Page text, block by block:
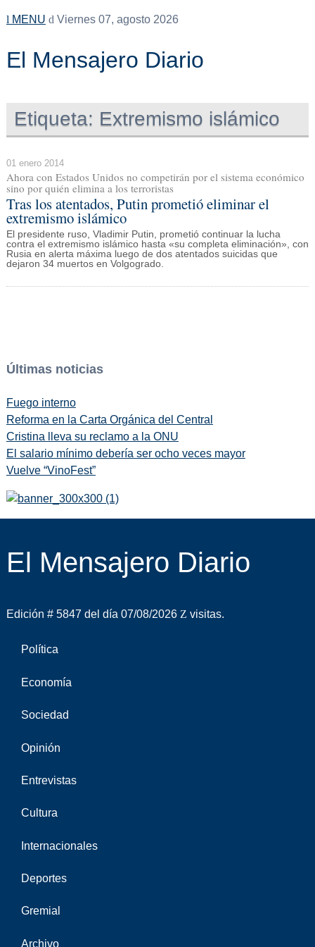
MENU Viernes 07, agosto 2026
El Mensajero Diario
Etiqueta: Extremismo islámico
01 enero 2014
Ahora con Estados Unidos no competirán por el sistema económico
sino por quién elimina a los terroristas
Tras los atentados, Putin prometió eliminar el
extremismo islámico
El presidente ruso, Vladimir Putin, prometió continuar la lucha
contra el extremismo islámico hasta «su completa eliminación», con
Rusia en alerta máxima luego de dos atentados suicidas que
dejaron 34 muertos en Volgogrado.
Últimas noticias
Fuego interno
Reforma en la Carta Orgánica del Central
Cristina lleva su reclamo a la ONU
El salario mínimo debería ser ocho veces mayor
Vuelve “VinoFest”
El Mensajero Diario
Edición # 5847 del día 07/08/2026 visitas.
Política
Economía
Sociedad
Opinión
Entrevistas
Cultura
Internacionales
Deportes
Gremial
Archivo